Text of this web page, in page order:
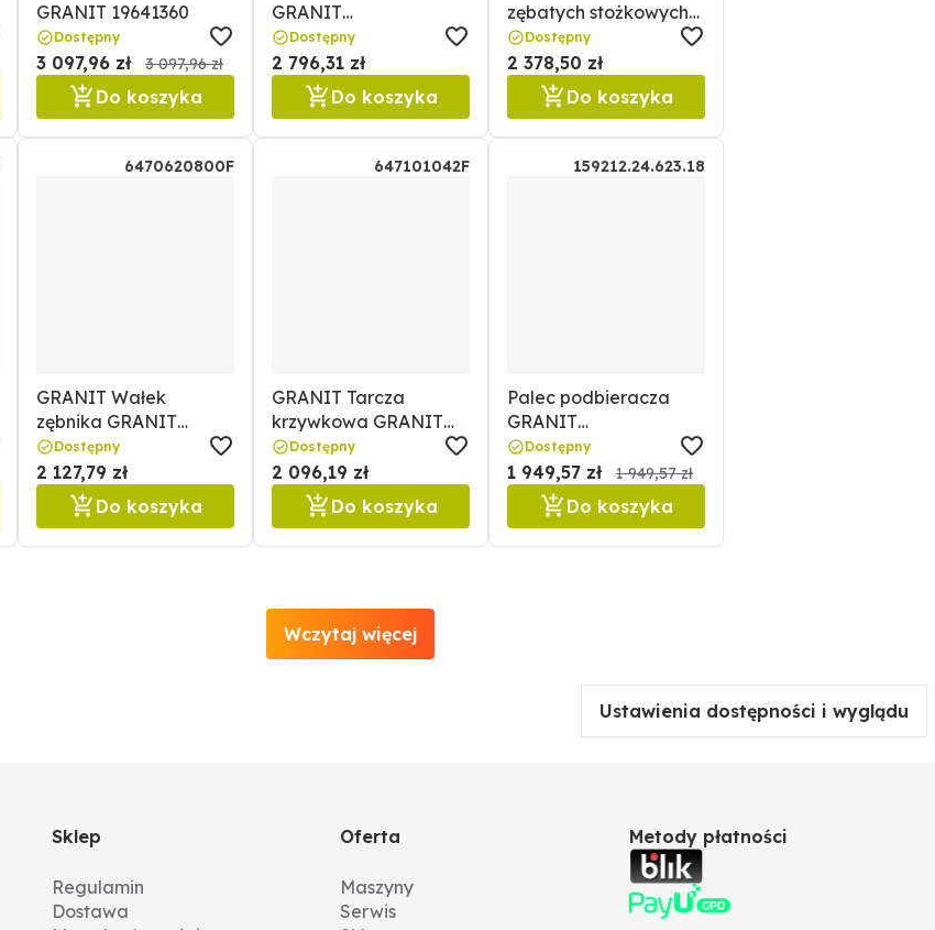
GRANIT 19641360
Dostępny
3 097,96 zł 3 097,96 zł
Do koszyka
GRANIT
64700261800031F
Dostępny
2 796,31 zł
Do koszyka
zębatych stożkowych
GRANIT
64720031514.0F
Dostępny
2 378,50 zł
Do koszyka
6470620800F
GRANIT Wałek
zębnika GRANIT
6470620800F
Dostępny
2 127,79 zł
Do koszyka
647101042F
GRANIT Tarcza
krzywkowa GRANIT
647101042F
Dostępny
2 096,19 zł
Do koszyka
159212.24.623.18
Palec podbieracza
GRANIT
159212.24.623.18
Dostępny
1 949,57 zł 1 949,57 zł
Do koszyka
Wczytaj więcej
Ustawienia dostępności i wyglądu
Sklep
Regulamin
Dostawa
Oferta
Maszyny
Serwis
Metody płatności